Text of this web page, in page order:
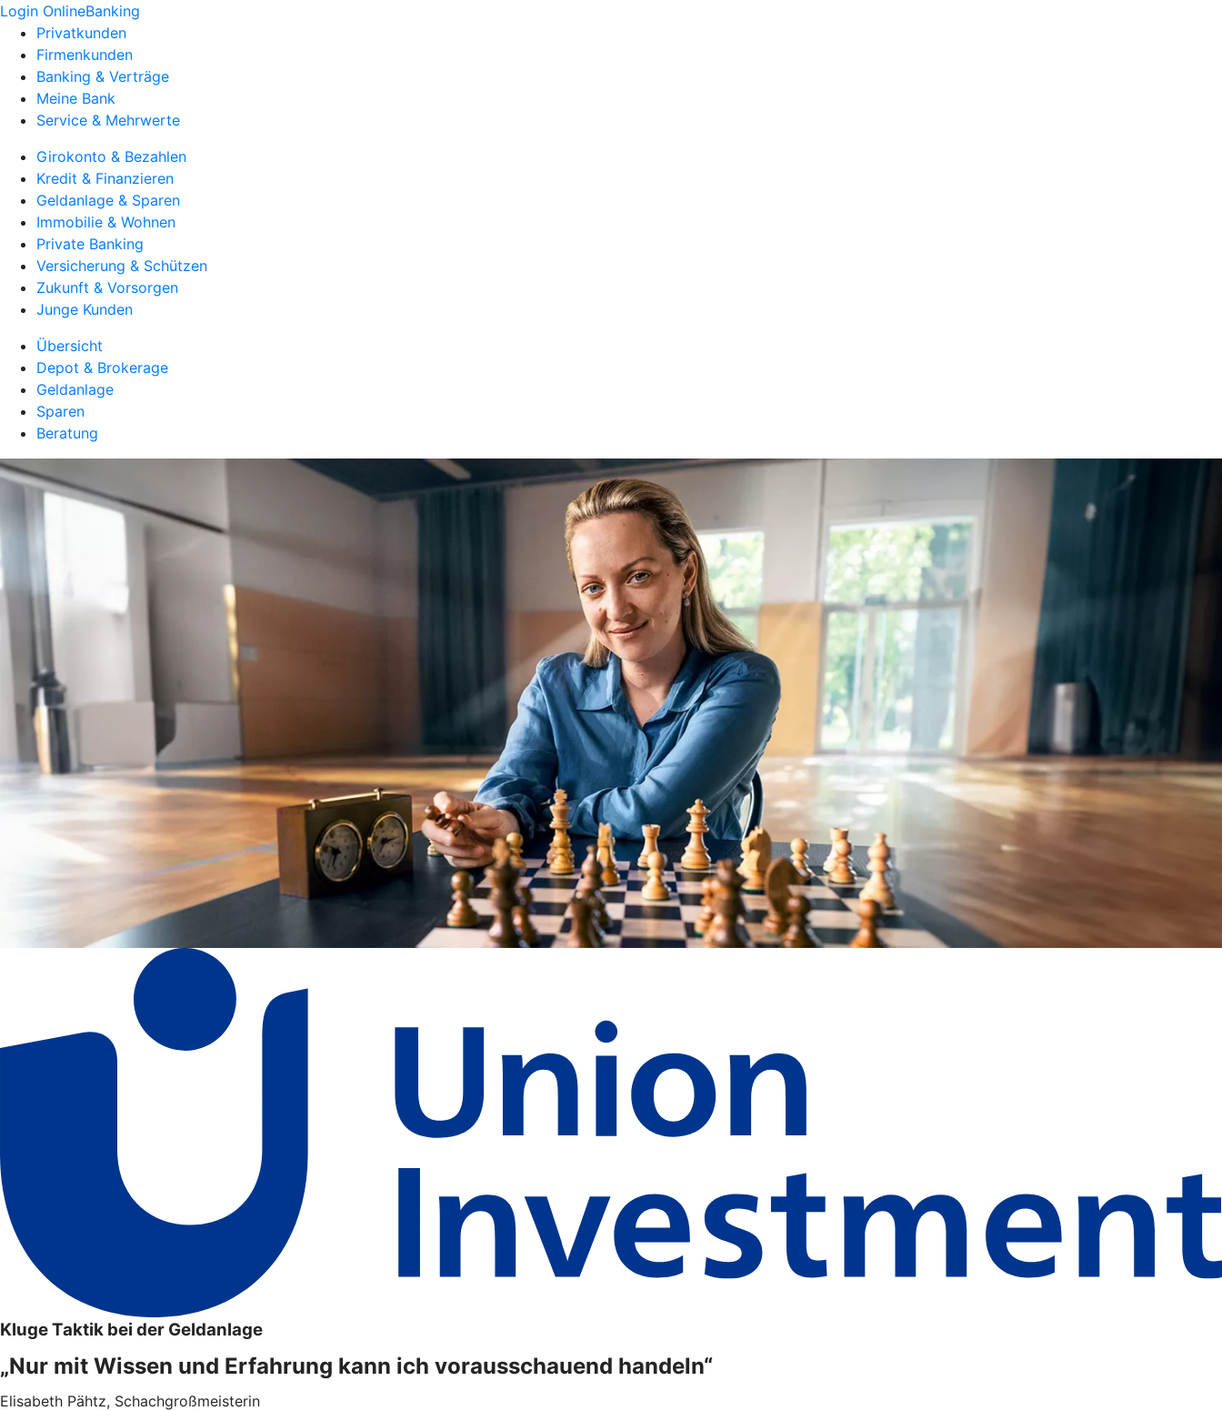
Login OnlineBanking
Privatkunden
Firmenkunden
Banking & Verträge
Meine Bank
Service & Mehrwerte
Girokonto & Bezahlen
Kredit & Finanzieren
Geldanlage & Sparen
Immobilie & Wohnen
Private Banking
Versicherung & Schützen
Zukunft & Vorsorgen
Junge Kunden
Übersicht
Depot & Brokerage
Geldanlage
Sparen
Beratung
Kluge Taktik bei der Geldanlage
„Nur mit Wissen und Erfahrung kann ich vorausschauend handeln“
Elisabeth Pähtz, Schachgroßmeisterin